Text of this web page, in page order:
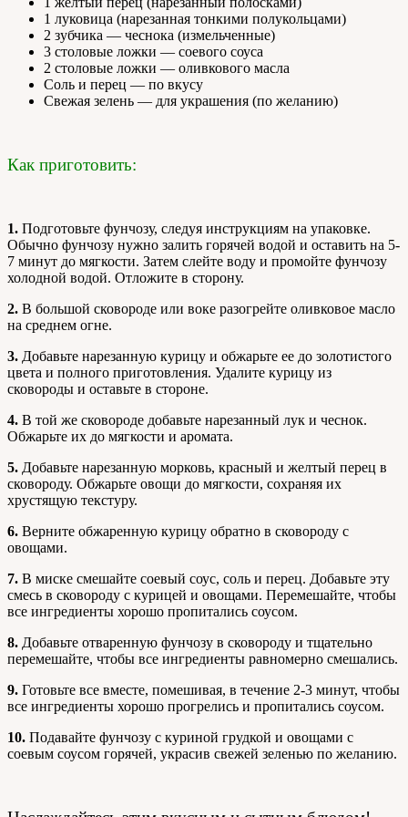
1 луковица (нарезанная тонкими полукольцами)
2 зубчика — чеснока (измельченные)
3 столовые ложки — соевого соуса
2 столовые ложки — оливкового масла
Соль и перец — по вкусу
Свежая зелень — для украшения (по желанию)
Как приготовить:
1. Подготовьте фунчозу, следуя инструкциям на упаковке.
Обычно фунчозу нужно залить горячей водой и оставить на 5-
7 минут до мягкости. Затем слейте воду и промойте фунчозу
холодной водой. Отложите в сторону.
2. В большой сковороде или воке разогрейте оливковое масло
на среднем огне.
3. Добавьте нарезанную курицу и обжарьте ее до золотистого
цвета и полного приготовления. Удалите курицу из
сковороды и оставьте в стороне.
4. В той же сковороде добавьте нарезанный лук и чеснок.
Обжарьте их до мягкости и аромата.
5. Добавьте нарезанную морковь, красный и желтый перец в
сковороду. Обжарьте овощи до мягкости, сохраняя их
хрустящую текстуру.
6. Верните обжаренную курицу обратно в сковороду с
овощами.
7. В миске смешайте соевый соус, соль и перец. Добавьте эту
смесь в сковороду с курицей и овощами. Перемешайте, чтобы
все ингредиенты хорошо пропитались соусом.
8. Добавьте отваренную фунчозу в сковороду и тщательно
перемешайте, чтобы все ингредиенты равномерно смешались.
9. Готовьте все вместе, помешивая, в течение 2-3 минут, чтобы
все ингредиенты хорошо прогрелись и пропитались соусом.
10. Подавайте фунчозу с куриной грудкой и овощами с
соевым соусом горячей, украсив свежей зеленью по желанию.